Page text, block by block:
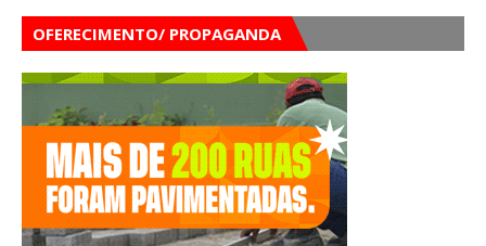
OFERECIMENTO/ PROPAGANDA